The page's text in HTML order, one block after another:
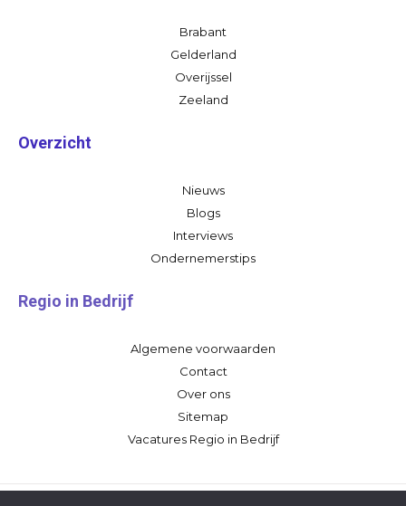
Brabant
Gelderland
Overijssel
Zeeland
Overzicht
Nieuws
Blogs
Interviews
Ondernemerstips
Regio in Bedrijf
Algemene voorwaarden
Contact
Over ons
Sitemap
Vacatures Regio in Bedrijf